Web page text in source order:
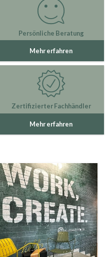
Persönliche Beratung
Mehr erfahren
Zertifizierter Fachhändler
Mehr erfahren